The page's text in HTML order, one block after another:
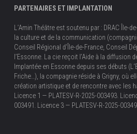
PARTENAIRES ET IMPLANTATION
L’Amin Théâtre est soutenu par : DRAC Île-
la culture et de la communication
Conseil Régional d’Île-de-France, Conseil
l’Essonne. La cie reçoit l’Aide à la diffusion
Implantée en Essonne depuis ses débuts
Friche…), la compagnie réside à Grigny, où
création artistique et de rencontre avec les
Licence 1 — PLATESV-R-2025-003493.
003491. Licence 3 — PLATESV-R-2025-